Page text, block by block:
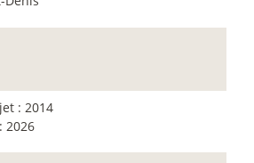
: 2014
2026